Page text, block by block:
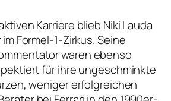
Karriere blieb Niki Lauda
Formel-1-Zirkus. Seine
waren ebenso
für ihre ungeschminkte
weniger erfolgreichen